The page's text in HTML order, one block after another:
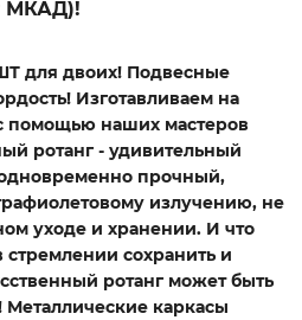
МКАД)!
для двоих! Подвесные
Изготавливаем на
помощью наших мастеров
ротанг - удивительный
прочный,
излучению, не
уходе и хранении. И что
сохранить и
ротанг может быть
Металлические каркасы